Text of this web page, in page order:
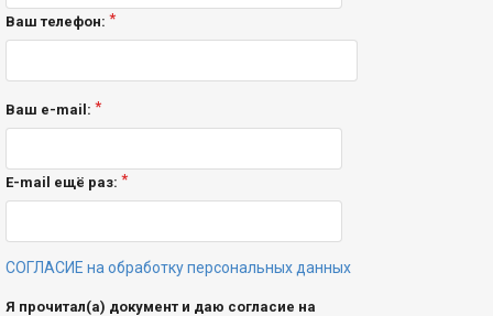
Ваш телефон:
Ваш e-mail:
E-mail ещё раз:
СОГЛАСИЕ на обработку персональных данных
Я прочитал(а) документ и даю согласие на